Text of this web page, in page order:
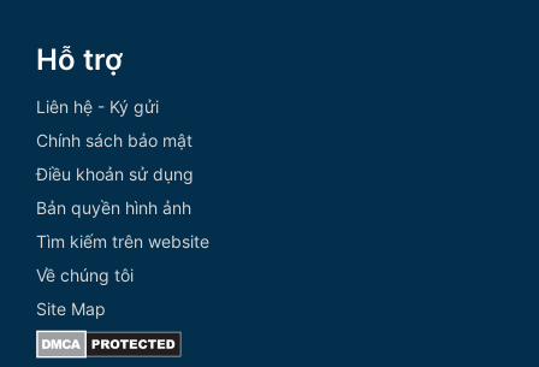
Hỗ trợ
Liên hệ - Ký gửi
Chính sách bảo mật
Điều khoản sử dụng
Bản quyền hình ảnh
Tìm kiếm trên website
Về chúng tôi
Site Map